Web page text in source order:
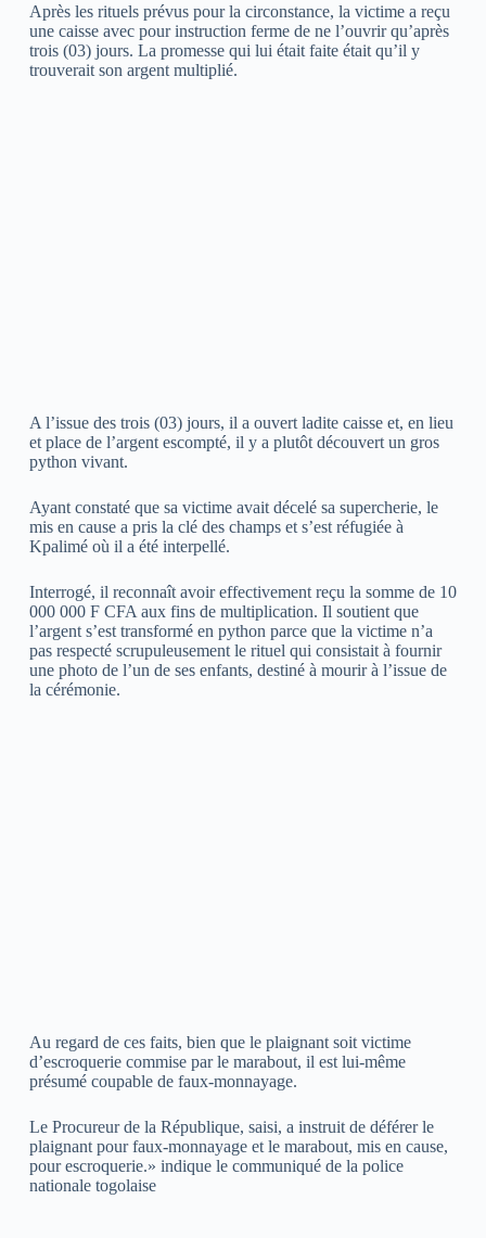
Après les rituels prévus pour la circonstance, la victime a reçu
une caisse avec pour instruction ferme de ne l’ouvrir qu’après
trois (03) jours. La promesse qui lui était faite était qu’il y
trouverait son argent multiplié.
A l’issue des trois (03) jours, il a ouvert ladite caisse et, en lieu
et place de l’argent escompté, il y a plutôt découvert un gros
python vivant.
Ayant constaté que sa victime avait décelé sa supercherie, le
mis en cause a pris la clé des champs et s’est réfugiée à
Kpalimé où il a été interpellé.
Interrogé, il reconnaît avoir effectivement reçu la somme de 10
000 000 F CFA aux fins de multiplication. Il soutient que
l’argent s’est transformé en python parce que la victime n’a
pas respecté scrupuleusement le rituel qui consistait à fournir
une photo de l’un de ses enfants, destiné à mourir à l’issue de
la cérémonie.
Au regard de ces faits, bien que le plaignant soit victime
d’escroquerie commise par le marabout, il est lui-même
présumé coupable de faux-monnayage.
Le Procureur de la République, saisi, a instruit de déférer le
plaignant pour faux-monnayage et le marabout, mis en cause,
pour escroquerie.» indique le communiqué de la police
nationale togolaise